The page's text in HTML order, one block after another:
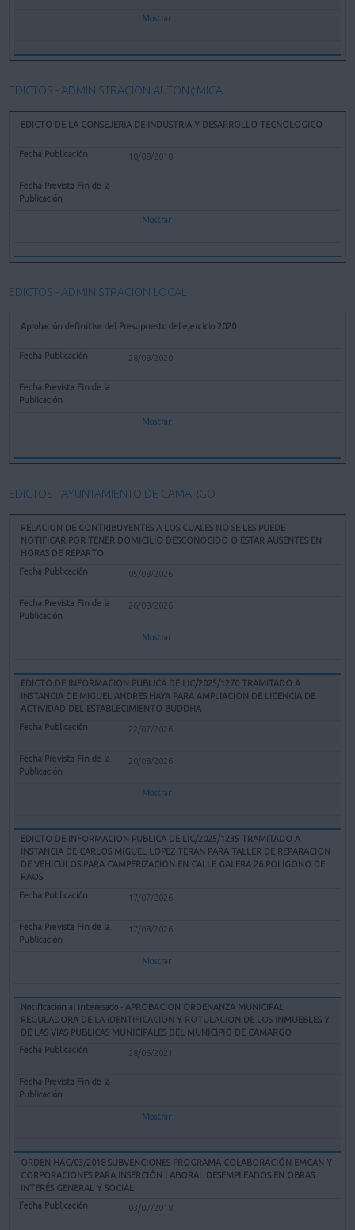
Mostrar
EDICTOS - ADMINISTRACION AUTON¢MICA
EDICTO DE LA CONSEJERIA DE INDUSTRIA Y DESARROLLO TECNOLOGICO
10/08/2010
Mostrar
EDICTOS - ADMINISTRACION LOCAL
Aprobación definitiva del Presupuesto del ejercicio 2020
28/08/2020
Mostrar
EDICTOS - AYUNTAMIENTO DE CAMARGO
RELACION DE CONTRIBUYENTES A LOS CUALES NO SE LES PUEDE
NOTIFICAR POR TENER DOMICILIO DESCONOCIDO O ESTAR AUSENTES EN
HORAS DE REPARTO
05/08/2026
26/08/2026
Mostrar
EDICTO DE INFORMACION PUBLICA DE LIC/2025/1270 TRAMITADO A
INSTANCIA DE MIGUEL ANDRES HAYA PARA AMPLIACION DE LICENCIA DE
ACTIVIDAD DEL ESTABLECIMIENTO BUDDHA
22/07/2026
20/08/2026
Mostrar
EDICTO DE INFORMACION PUBLICA DE LIC/2025/1235 TRAMITADO A
INSTANCIA DE CARLOS MIGUEL LOPEZ TERAN PARA TALLER DE REPARACION
DE VEHICULOS PARA CAMPERIZACION EN CALLE GALERA 26 POLIGONO DE
RAOS
17/07/2026
17/08/2026
Mostrar
Notificacion al interesado - APROBACION ORDENANZA MUNICIPAL
REGULADORA DE LA IDENTIFICACION Y ROTULACION DE LOS INMUEBLES Y
DE LAS VIAS PUBLICAS MUNICIPALES DEL MUNICIPIO DE CAMARGO
28/06/2021
Mostrar
ORDEN HAC/03/2018 SUBVENCIONES PROGRAMA COLABORACIÓN EMCAN Y
CORPORACIONES PARA INSERCIÓN LABORAL DESEMPLEADOS EN OBRAS
INTERÉS GENERAL Y SOCIAL
03/07/2018